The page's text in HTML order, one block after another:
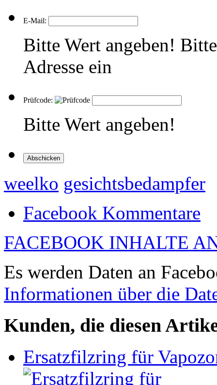
E-Mail:
Bitte Wert angeben!
Adresse ein
Prüfcode:
Bitte Wert angeben!
Abschicken
weelko gesichtsbedampfer
Facebook Kommentare
FACEBOOK INHALTE
Es werden Daten an
Informationen über die
Kunden, die diesen
Ersatzfilzring für